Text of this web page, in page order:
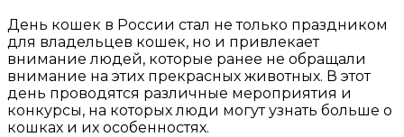
День кошек в России стал не только праздником
для владельцев кошек, но и привлекает
внимание людей, которые ранее не обращали
внимание на этих прекрасных животных. В этот
день проводятся различные мероприятия и
конкурсы, на которых люди могут узнать больше о
кошках и их особенностях.